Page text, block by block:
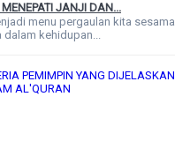
JANJI DAN...
menu pergaulan kita sesama
dalam kehidupan...